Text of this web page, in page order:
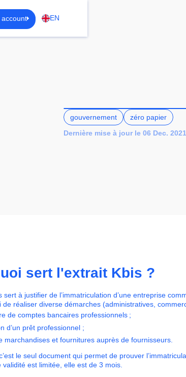
EN
gouvernement
zéro papier
Dernière mise à jour le 06 Dec. 2021
sert l'extrait Kbis ?
sert à justifier de l’immatriculation d’une entreprise
de réaliser diverse démarches (administratives,
de comptes bancaires professionnels ;
d’un prêt professionnel ;
marchandises et fournitures auprès de fournisseurs.
le seul document qui permet de prouver
validité est limitée, elle est de 3 mois.